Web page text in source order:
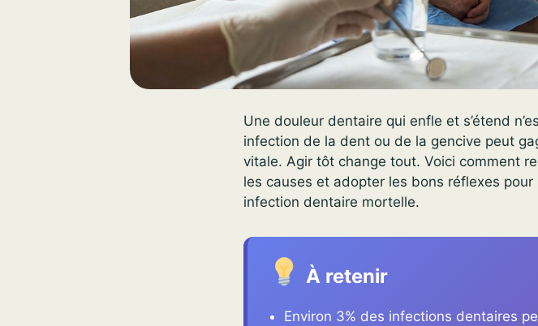
Une douleur dentaire qui enfle et s’étend
infection de la dent ou de la gencive peut
vitale. Agir tôt change tout. Voici comment
les causes et adopter les bons réflexes pour
infection dentaire mortelle.
À retenir
Environ 3% des infections dentaires